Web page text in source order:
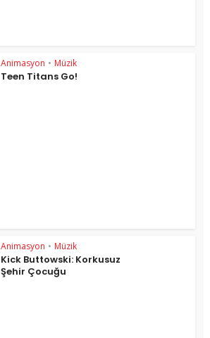
Animasyon • Müzik
Teen Titans Go!
Animasyon • Müzik
Kick Buttowski: Korkusuz
Şehir Çocuğu